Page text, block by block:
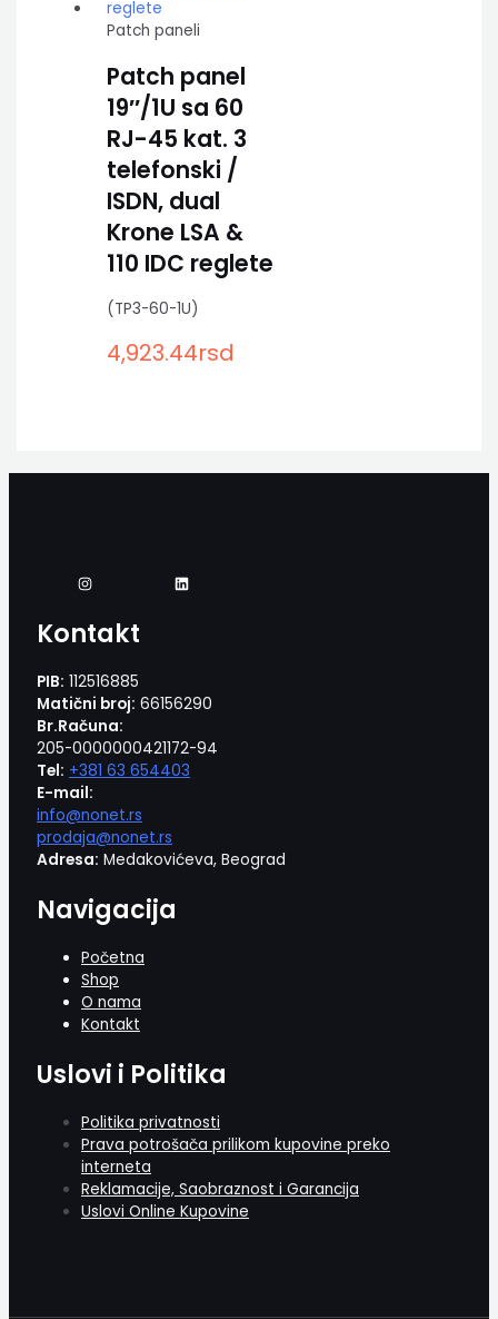
Patch paneli
Patch panel
19″/1U sa 60
RJ-45 kat. 3
telefonski /
ISDN, dual
Krone LSA &
110 IDC reglete
(TP3-60-1U)
4,923.44rsd
Kontakt
PIB: 112516885
Matični broj: 66156290
Br.Računa:
205-0000000421172-94
Tel: +381 63 654403
E-mail:
info@nonet.rs
prodaja@nonet.rs
Adresa: Medakovićeva, Beograd
Navigacija
Početna
Shop
O nama
Kontakt
Uslovi i Politika
Politika privatnosti
Prava potrošača prilikom kupovine preko
interneta
Reklamacije, Saobraznost i Garancija
Uslovi Online Kupovine